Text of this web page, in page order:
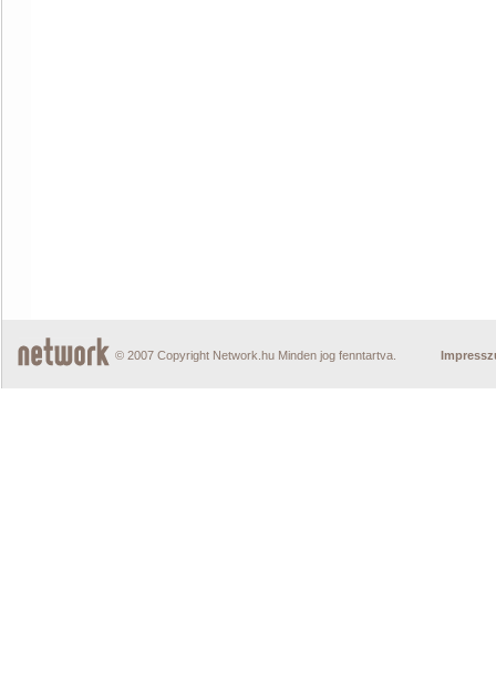
© 2007 Copyright Network.hu Minden jog fenntartva.